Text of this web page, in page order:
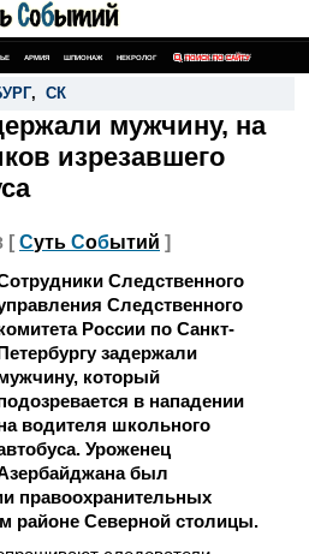
АРМИЯ ШПИОНАЖ НЕКРОЛОГ ПОИСК ПО САЙТУ
, СК
мужчину, на
изрезавшего
[ Суть Событий ]
Следственного
Следственного
России по Санкт-
задержали
который
в нападении
водителя школьного
Уроженец
был
правоохранительных
районе Северной столицы.